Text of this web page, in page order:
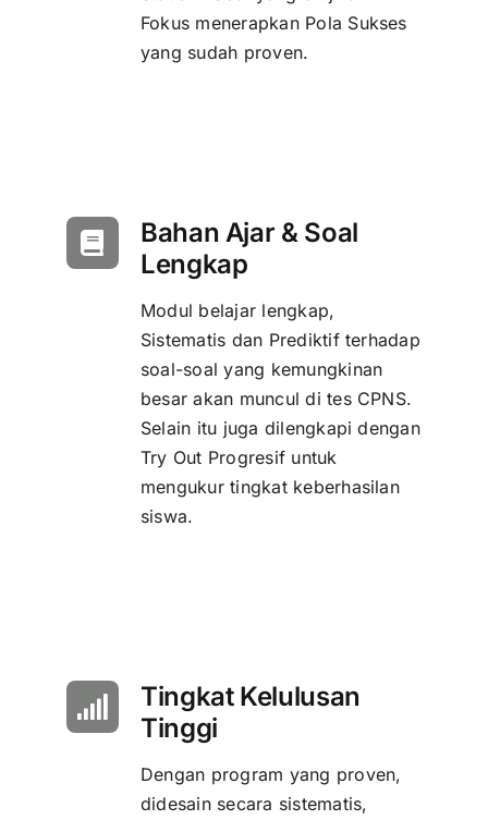
Fokus menerapkan Pola Sukses
yang sudah proven.
Bahan Ajar & Soal
Lengkap
Modul belajar lengkap,
Sistematis dan Prediktif terhadap
soal-soal yang kemungkinan
besar akan muncul di tes CPNS.
Selain itu juga dilengkapi dengan
Try Out Progresif untuk
mengukur tingkat keberhasilan
siswa.
Tingkat Kelulusan
Tinggi
Dengan program yang proven,
didesain secara sistematis,